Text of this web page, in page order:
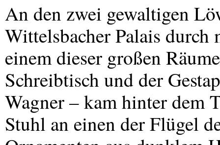
An den zwei gewaltigen
Wittelsbacher Palais durch
einem dieser großen
Schreibtisch und der
Wagner – kam hinter dem
Stuhl an einen der Flügel